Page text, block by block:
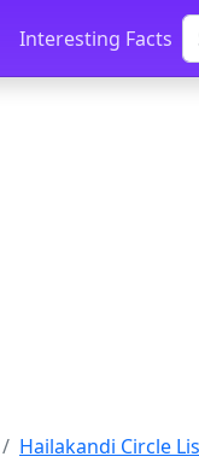
Interesting Facts
Hailakandi Circle